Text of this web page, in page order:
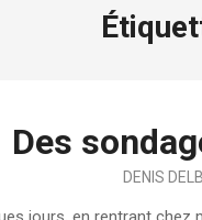
Des
DENIS